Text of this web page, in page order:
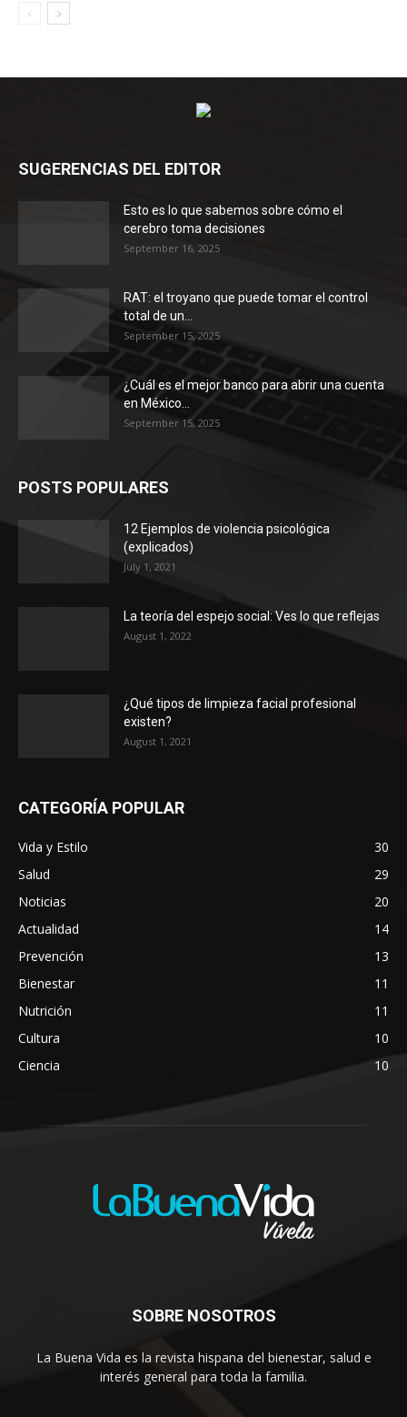
SUGERENCIAS DEL EDITOR
Esto es lo que sabemos sobre cómo el
cerebro toma decisiones
September 16, 2025
RAT: el troyano que puede tomar el control
total de un...
September 15, 2025
¿Cuál es el mejor banco para abrir una cuenta
en México...
September 15, 2025
POSTS POPULARES
12 Ejemplos de violencia psicológica
(explicados)
July 1, 2021
La teoría del espejo social: Ves lo que reflejas
August 1, 2022
¿Qué tipos de limpieza facial profesional
existen?
August 1, 2021
CATEGORÍA POPULAR
Vida y Estilo
30
Salud
29
Noticias
20
Actualidad
14
Prevención
13
Bienestar
11
Nutrición
11
Cultura
10
Ciencia
10
SOBRE NOSOTROS
La Buena Vida es la revista hispana del bienestar, salud e
interés general para toda la familia.